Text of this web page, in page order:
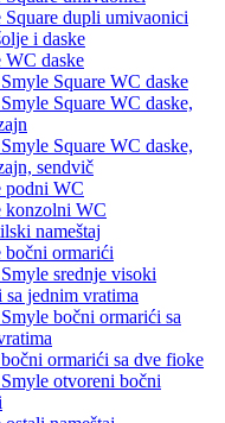
Square dupli umivaonici
i daske
WC daske
Square WC daske
Square WC daske,
Square WC daske,
sendvič
podni WC
konzolni WC
nameštaj
bočni ormarići
srednje visoki
sa jednim vratima
bočni ormarići sa
ormarići sa dve fioke
otvoreni bočni